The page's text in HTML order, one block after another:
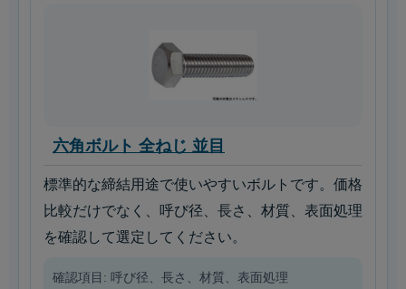
六角ボルト 全ねじ 並目
標準的な締結用途で使いやすいボルトです。価格
比較だけでなく、呼び径、長さ、材質、表面処理
を確認して選定してください。
確認項目: 呼び径、長さ、材質、表面処理